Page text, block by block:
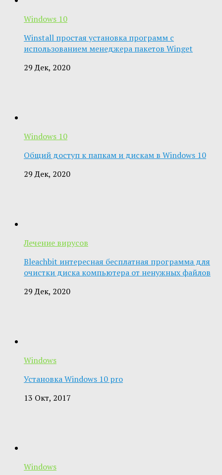
Windows 10
Winstall простая установка программ с
использованием менеджера пакетов Winget
29 Дек, 2020
Windows 10
Общий доступ к папкам и дискам в Windows 10
29 Дек, 2020
Лечение вирусов
Bleachbit интересная бесплатная программа для
очистки диска компьютера от ненужных файлов
29 Дек, 2020
Windows
Установка Windows 10 pro
13 Окт, 2017
Windows